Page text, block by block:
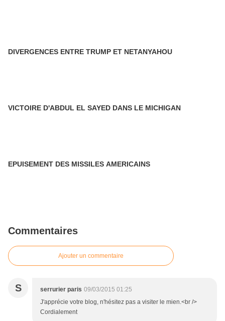
DIVERGENCES ENTRE TRUMP ET NETANYAHOU
VICTOIRE D'ABDUL EL SAYED DANS LE MICHIGAN
EPUISEMENT DES MISSILES AMERICAINS
Commentaires
Ajouter un commentaire
S serrurier paris 09/03/2015 01:25
J'apprécie votre blog, n'hésitez pas a visiter le mien.<br />
Cordialement